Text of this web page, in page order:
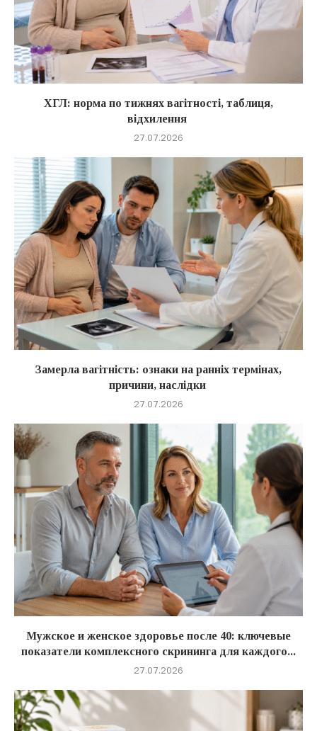
ХГЛ: норма по тижнях вагітності, таблиця,
відхилення
27.07.2026
Замерла вагітність: ознаки на ранніх термінах,
причини, наслідки
27.07.2026
Мужское и женское здоровье после 40: ключевые
показатели комплексного скрининга для каждого...
27.07.2026